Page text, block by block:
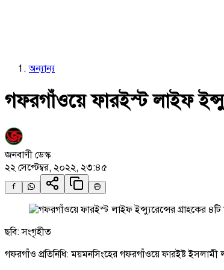
অন্যান্য
গফরগাঁওয়ে ফারইস্ট লাইফ
জনবাণী ডেস্ক
২২ সেপ্টেম্বর, ২০২২, ২৩:৪৫
ছবি: সংগৃহীত
গফরগাঁও প্রতিনিধি: ময়মনসিংহের গফরগাঁওয়ে ফারইষ্ট